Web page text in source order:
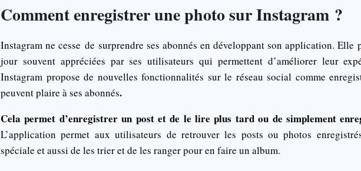
Comment enregistrer une photo sur Instagram ?
Instagram ne cesse de surprendre ses abonnés en développant son application. Elle
jour souvent appréciées par ses utilisateurs qui permettent d’améliorer leur
Instagram propose de nouvelles fonctionnalités sur le réseau social comme
peuvent plaire à ses abonnés.
Cela permet d’enregistrer un post et de le lire plus tard ou de simplement
L’application permet aux utilisateurs de retrouver les posts ou photos
spéciale et aussi de les trier et de les ranger pour en faire un album.